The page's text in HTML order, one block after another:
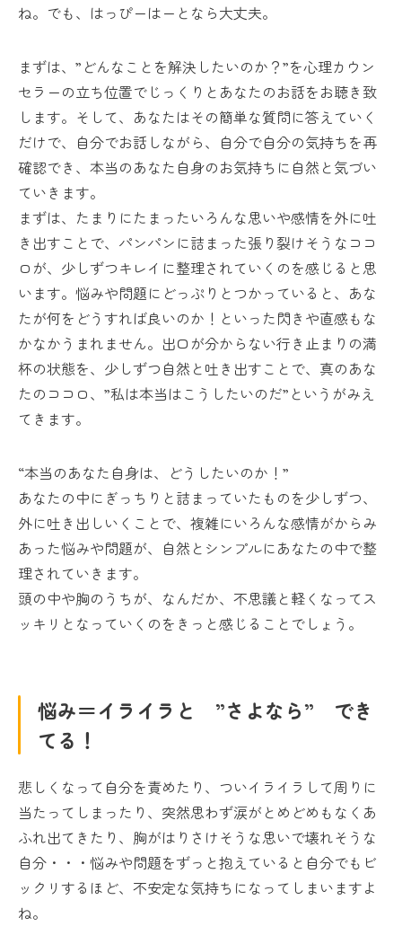
ね。でも、はっぴーはーとなら大丈夫。
まずは、”どんなことを解決したいのか？”を心理カウン
セラーの立ち位置でじっくりとあなたのお話をお聴き致
します。そして、あなたはその簡単な質問に答えていく
だけで、自分でお話しながら、自分で自分の気持ちを再
確認でき、本当のあなた自身のお気持ちに自然と気づい
ていきます。
まずは、たまりにたまったいろんな思いや感情を外に吐
き出すことで、パンパンに詰まった張り裂けそうなココ
ロが、少しずつキレイに整理されていくのを感じると思
います。悩みや問題にどっぷりとつかっていると、あな
たが何をどうすれば良いのか！といった閃きや直感もな
かなかうまれません。出口が分からない行き止まりの満
杯の状態を、少しずつ自然と吐き出すことで、真のあな
たのココロ、”私は本当はこうしたいのだ”というがみえ
てきます。
“本当のあなた自身は、どうしたいのか！”
あなたの中にぎっちりと詰まっていたものを少しずつ、
外に吐き出しいくことで、複雑にいろんな感情がからみ
あった悩みや問題が、自然とシンプルにあなたの中で整
理されていきます。
頭の中や胸のうちが、なんだか、不思議と軽くなってス
ッキリとなっていくのをきっと感じることでしょう。
悩み＝イライラと ”さよなら” でき
てる！
悲しくなって自分を責めたり、ついイライラして周りに
当たってしまったり、突然思わず涙がとめどめもなくあ
ふれ出てきたり、胸がはりさけそうな思いで壊れそうな
自分・・・悩みや問題をずっと抱えていると自分でもビ
ックリするほど、不安定な気持ちになってしまいますよ
ね。